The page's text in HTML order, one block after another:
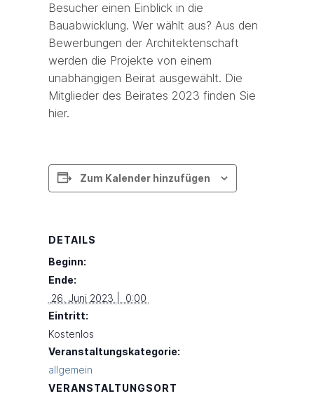
Besucher einen Einblick in die
Bauabwicklung. Wer wählt aus? Aus den
Bewerbungen der Architektenschaft
werden die Projekte von einem
unabhängigen Beirat ausgewählt. Die
Mitglieder des Beirates 2023 finden Sie
hier.
Zum Kalender hinzufügen
DETAILS
Beginn:
Ende:
26. Juni 2023 |  0:00
Eintritt:
Kostenlos
Veranstaltungskategorie:
allgemein
VERANSTALTUNGSORT